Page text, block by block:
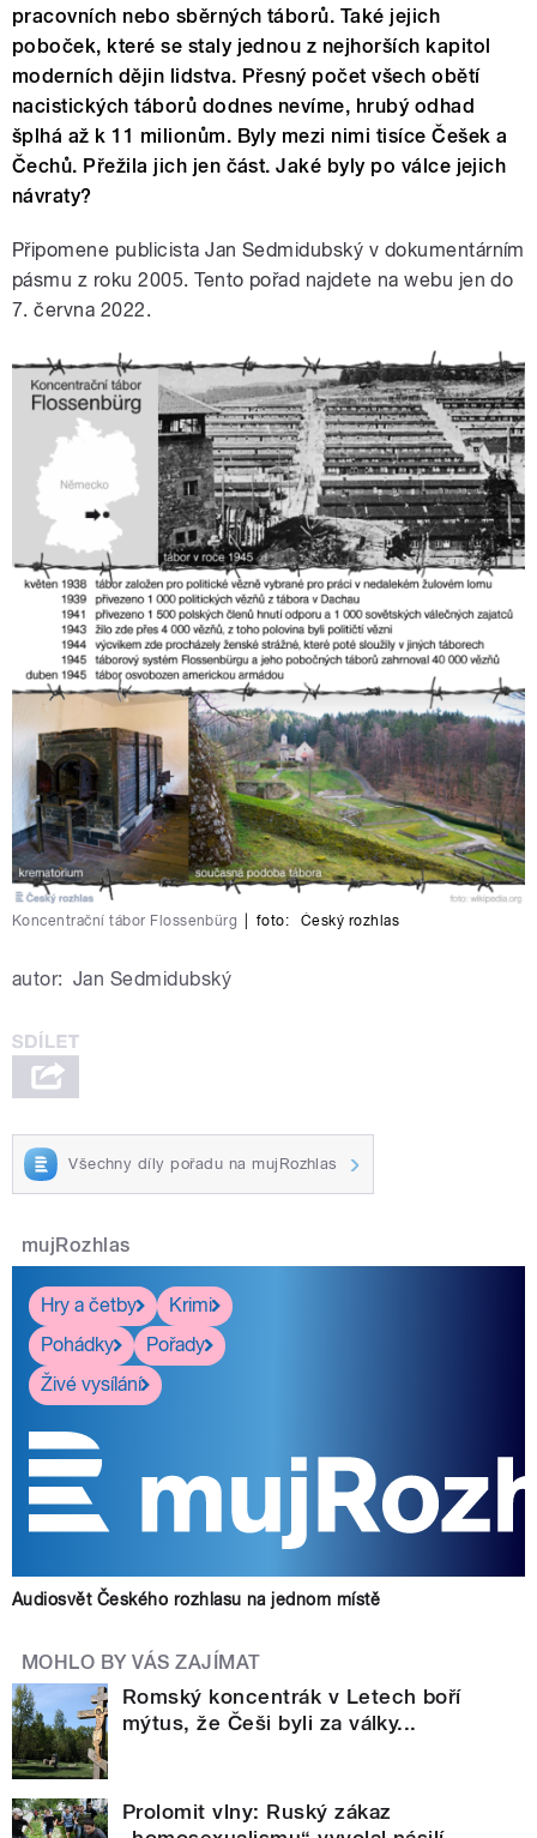
pracovních nebo sběrných táborů. Také jejich
poboček, které se staly jednou z nejhorších kapitol
moderních dějin lidstva. Přesný počet všech obětí
nacistických táborů dodnes nevíme, hrubý odhad
šplhá až k 11 milionům. Byly mezi nimi tisíce Češek a
Čechů. Přežila jich jen část. Jaké byly po válce jejich
návraty?
Připomene publicista Jan Sedmidubský v dokumentárním
pásmu z roku 2005.Tento pořad najdete na webu jen do
7. června 2022.
Koncentrační tábor Flossenbürg foto: Český rozhlas
autor: Jan Sedmidubský
Všechny díly pořadu na mujRozhlas
mujRozhlas
Hry a četby
Krimi
Pohádky
Pořady
Živé vysílání
Audiosvět Českého rozhlasu na jednom místě
MOHLO BY VÁS ZAJÍMAT
Romský koncentrák v Letech boří
mýtus, že Češi byli za války...
Prolomit vlny: Ruský zákaz